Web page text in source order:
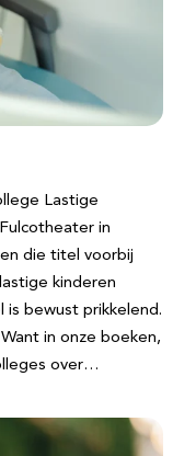
Lastige
in
die titel voorbij
kinderen
is bewust prikkelend.
in onze boeken,
over…